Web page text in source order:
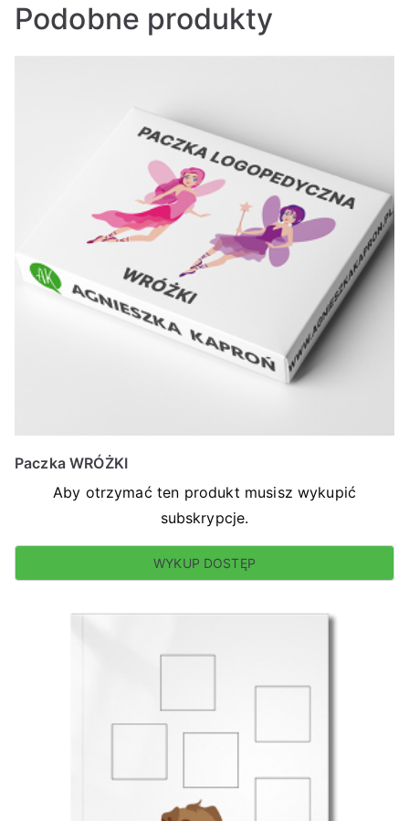
Podobne produkty
Paczka WRÓŻKI
Aby otrzymać ten produkt musisz wykupić
subskrypcje.
WYKUP DOSTĘP